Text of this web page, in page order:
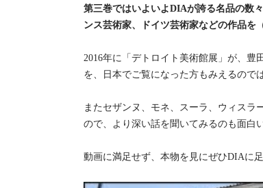
第三巻ではいよいよDIAが誇る名品の数
ンス芸術家、ドイツ芸術家などの作品を
2016年に「デトロイト美術館展」が、豊
を、日本でご覧になった方もみえるので
またセザンヌ、モネ、スーラ、ウィスラ
ので、より深い話を聞いてみるのも面白
動画に満足せず、本物を見にぜひDIAに